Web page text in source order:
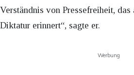
Verständnis von Pressefreiheit,
Diktatur erinnert“, sagte er.
Werbung